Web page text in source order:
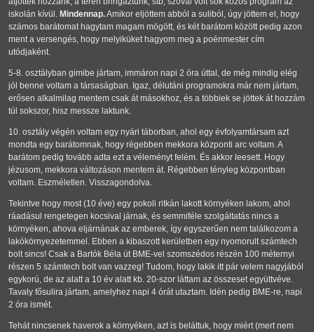
iskolán kívül. Mindennap.Amikor eljöttem abból a suliból, úgy jöttem el, hogy
számos barátomat hagytam magam mögött, és két barátom között pedig azon
ment a versengés, hogy melyiküket hagyom meg a poénmester cím
utódjaként.
5-8. osztályban gimibe jártam, immáron napi 2 óra úttal, de még mindig elég
jól benne voltam a társaságban. Igaz, délutáni programokra már nem jártam,
erősen alkalmilag mentem csak át másokhoz, és a többiek se jöttek át hozzám
túl sokszor, hisz messze laktunk.
10. osztály végén voltam egy nyári táborban, ahol egy évfolyamtársam azt
mondta egy barátomnak, hogy régebben mekkora központi arc voltam. A
barátom pedig tovább adta ezt a véleményt felém. És akkor leesett. Hogy
jézusom, mekkora változáson mentem át. Régebben tényleg központban
voltam. Eszméletlen. Visszagondolva.
Tekintve hogy most (10 éve) egy pokoli ritkán lakott környéken lakom, ahol
ráadásul rengetegen kocsival járnak, és semmiféle szolgáltatás nincs a
környéken, ahova eljárnának az emberek, így egyszerűen nem találkozom a
lakókörnyezetemmel. Ebben a kibaszott kerületben egy nyomorult számtech
bolt sincs! Csak a Bartók Béla út BME-vel szomszédos részén 100 méternyi
részen 5 számtech bolt van vazzeg! Tudom, hogy lakik itt pár velem nagyjából
egykorú, de az alatt a 10 év alatt kb. 20-szor láttam az összeset együttvéve.
Tavaly fősulira jártam, amelyhez napi 4 órát utaztam. Idén pedig BME-re, napi
2 óra ismét.
Tehát nincsenek haverok a környéken, azt is beláttuk, hogy miért (mert nem